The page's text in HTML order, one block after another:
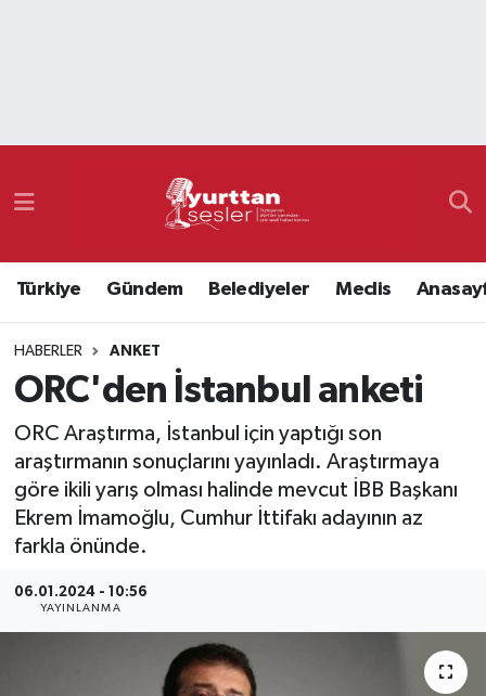
Türkiye Gündem Belediyeler Meclis
HABERLER ANKET
ORC'den İstanbul anketi
ORC Araştırma, İstanbul için yaptığı son
araştırmanın sonuçlarını yayınladı. Araştırmaya
göre ikili yarış olması halinde mevcut İBB Başkanı
Ekrem İmamoğlu, Cumhur İttifakı adayının az
farkla önünde.
06.01.2024 - 10:56
YAYINLANMA
Namaz Vakitleri
Süper Lig Puan Durumu ve Fikstür
Tüm Manşetler
Haber Arşivi